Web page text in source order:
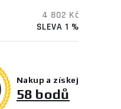
4 802 Kč
SLEVA 1 %
Nakup a získej
58 bodů